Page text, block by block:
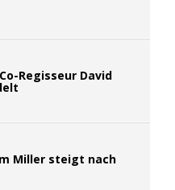
Regisseur David
Miller steigt nach